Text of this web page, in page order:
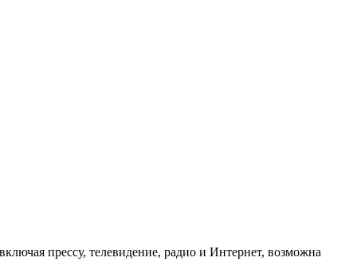
прессу, телевидение, радио и Интернет, возможна